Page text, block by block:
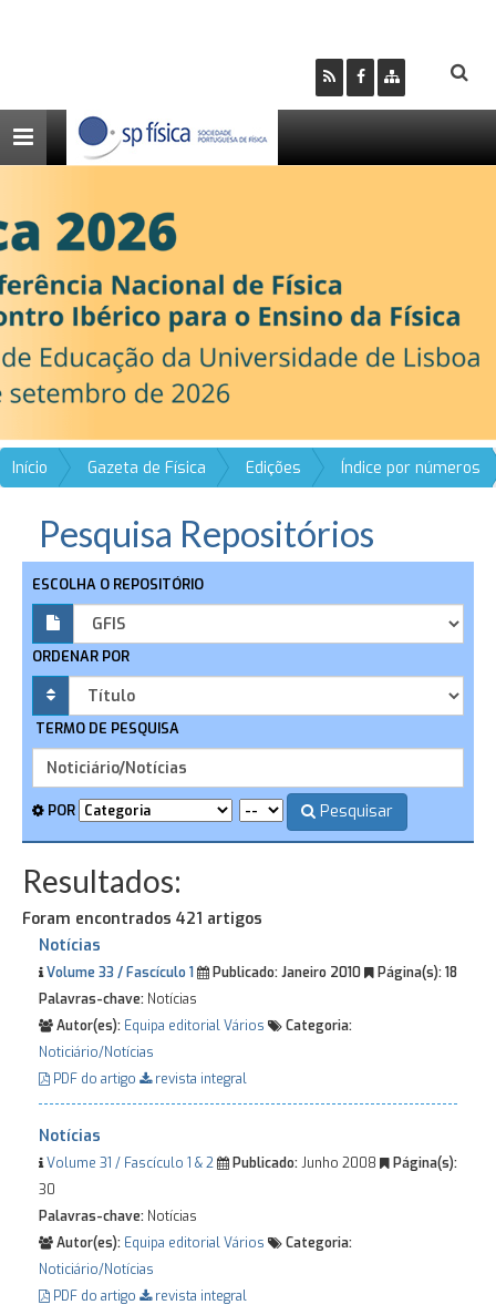
Toggle
navigation
Início Gazeta de Física Edições Índice por números
Pesquisa Repositórios
ESCOLHA O REPOSITÓRIO
ORDENAR POR
TERMO DE PESQUISA
POR Pesquisar
Resultados:
Foram encontrados 421 artigos
Notícias
Volume 33 / Fascículo 1 Publicado:Janeiro 2010 Página(s):18
Palavras-chave: Notícias
Autor(es): Equipa editorialVários
Categoria:
Noticiário/Notícias
PDF do artigo
revista integral
Notícias
Volume 31 / Fascículo 1 & 2 Publicado:Junho 2008
Página(s):
30
Palavras-chave: Notícias
Autor(es): Equipa editorialVários
Categoria:
Noticiário/Notícias
PDF do artigo
revista integral